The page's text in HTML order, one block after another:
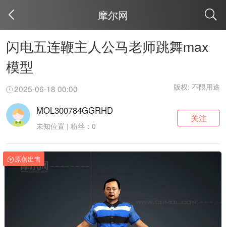
摩尔网
闪电五连鞭主人公马老师跳舞max
模型
2025-06-18 00:00 版权: 不限用途
MOL300784GGRHD
未知位置 | 粉丝：0
关注
原创出售
取消